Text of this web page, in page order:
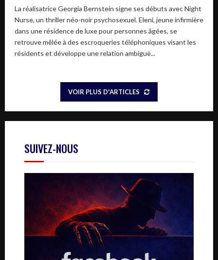
La réalisatrice Georgia Bernstein signe ses débuts avec Night
Nurse, un thriller néo-noir psychosexuel. Eleni, jeune infirmière
dans une résidence de luxe pour personnes âgées, se
retrouve mêlée à des escroqueries téléphoniques visant les
résidents et développe une relation ambiguë...
VOIR PLUS D'ARTICLES
SUIVEZ-NOUS